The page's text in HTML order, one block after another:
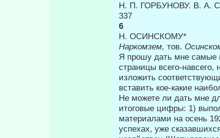
Η. Π. ГОРБУНОВУ. В. А.
337
6
Η. ОСИНСКОМУ*
Наркомзем, тов.
Я прошу дать мне самые
страницы всего-навсего,
изложить
вставить кое-какие
Не можете ли дать мне
итоговые циф­ры: 1)
материалами на осень
успехах, уже